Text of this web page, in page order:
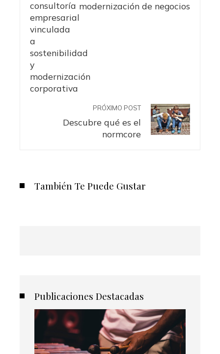
modernización de negocios
PRÓXIMO POST
Descubre qué es el
normcore
También Te Puede Gustar
Publicaciones Destacadas